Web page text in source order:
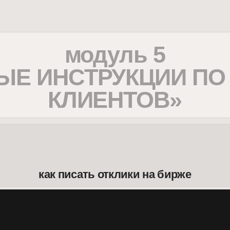
модуль 5
ПО
КЛИЕНТОВ»